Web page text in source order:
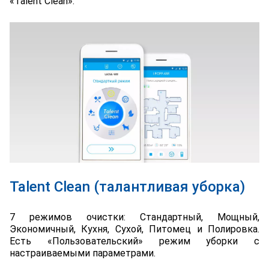
Talent Clean (талантливая уборка)
7 режимов очистки: Стандартный, Мощный,
Экономичный, Кухня, Сухой, Питомец и Полировка.
Есть «Пользовательский» режим уборки с
настраиваемыми параметрами.